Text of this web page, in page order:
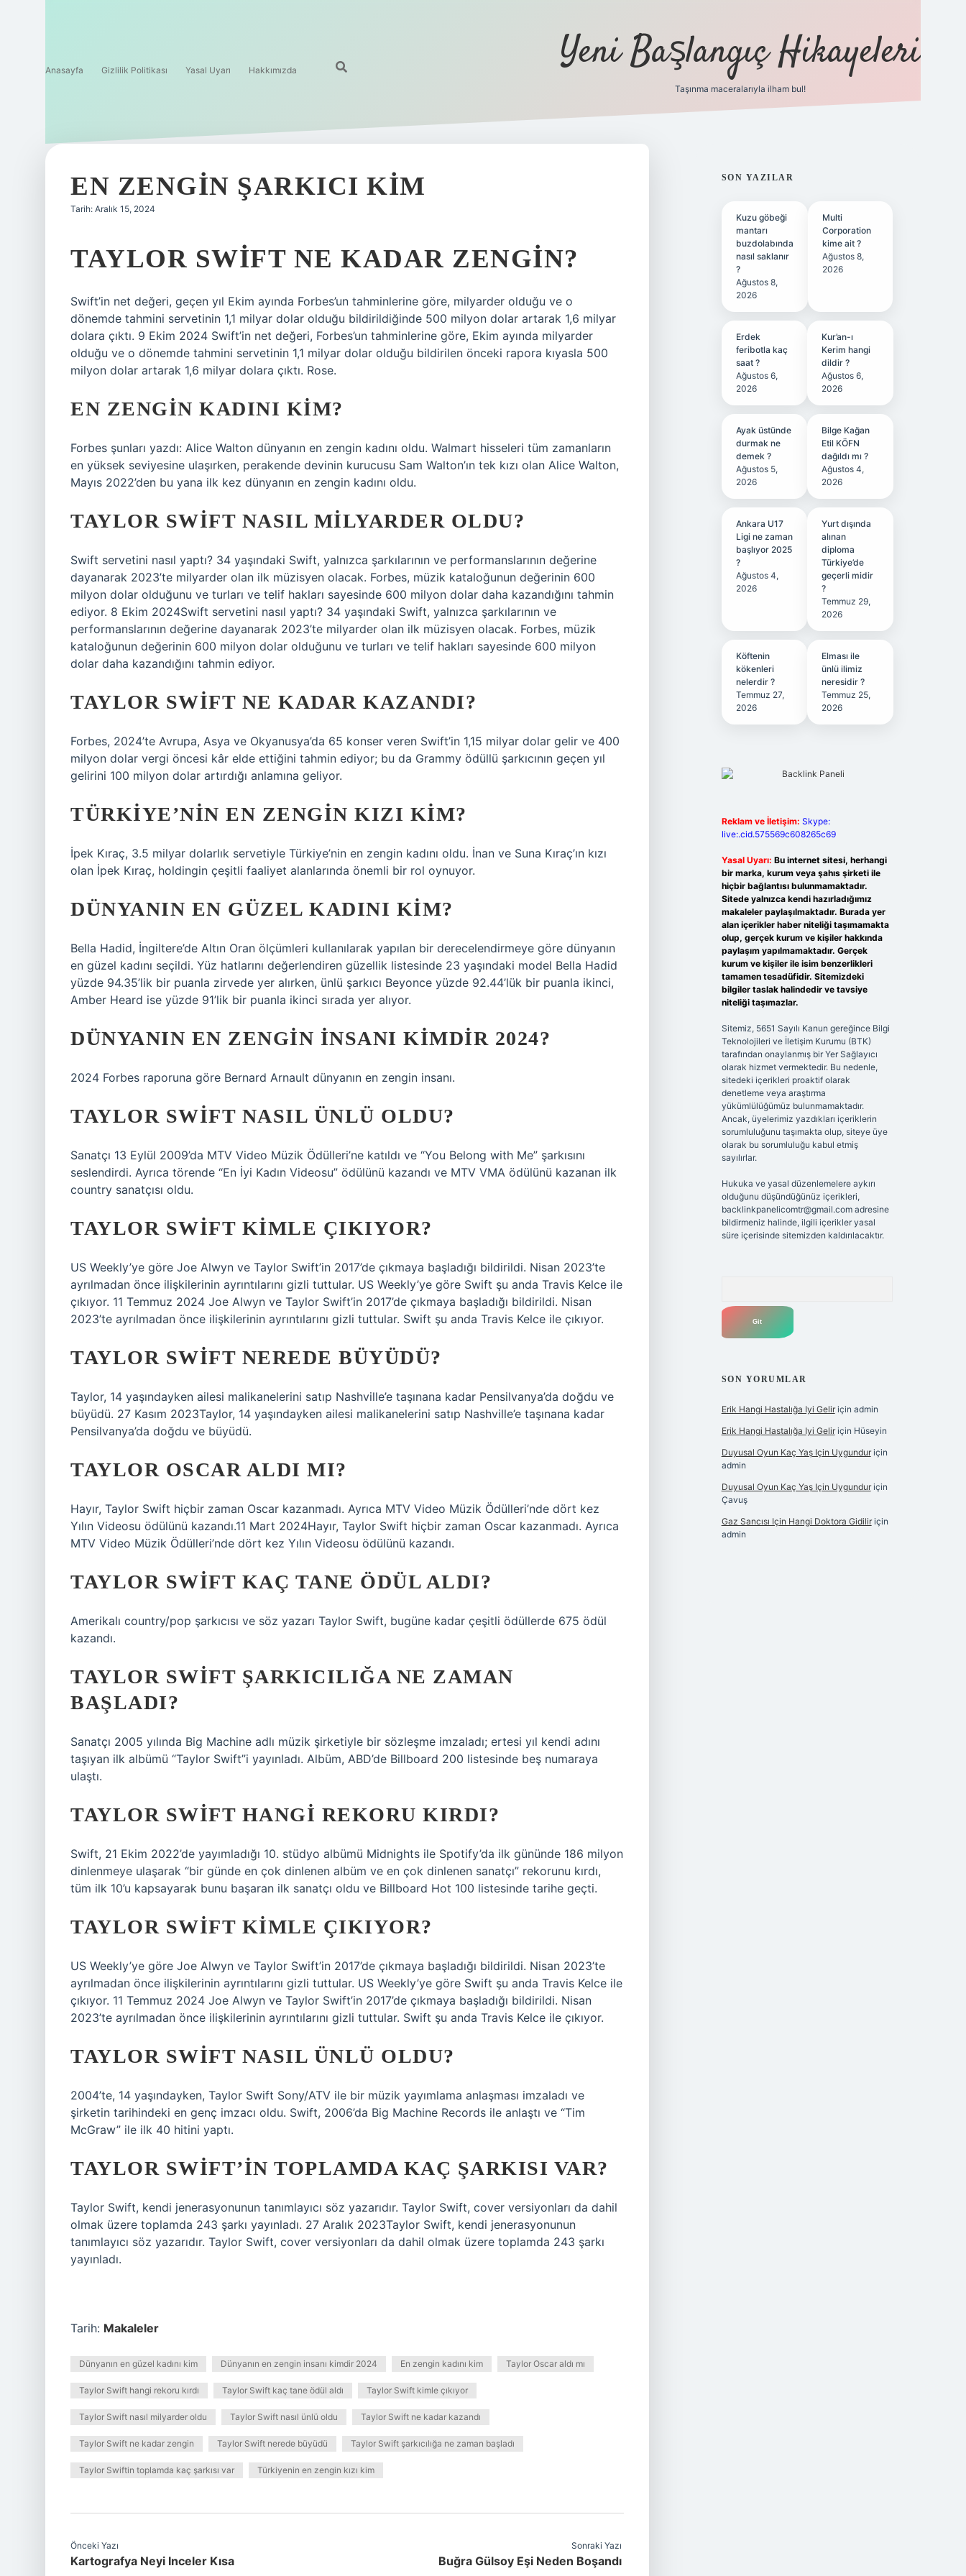
Anasayfa Gizlilik Politikası Yasal Uyarı Hakkımızda Yeni Başlangıç Hikayeleri
Taşınma maceralarıyla ilham bul!
EN ZENGIN ŞARKICI KIM
Tarih: Aralık 15, 2024
TAYLOR SWIFT NE KADAR ZENGIN?
Swift’in net değeri, geçen yıl Ekim ayında Forbes’un tahminlerine göre, milyarder olduğu ve o
dönemde tahmini servetinin 1,1 milyar dolar olduğu bildirildiğinde 500 milyon dolar artarak 1,6 milyar
dolara çıktı. 9 Ekim 2024 Swift’in net değeri, Forbes’un tahminlerine göre, Ekim ayında milyarder
olduğu ve o dönemde tahmini servetinin 1,1 milyar dolar olduğu bildirilen önceki rapora kıyasla 500
milyon dolar artarak 1,6 milyar dolara çıktı. Rose.
EN ZENGIN KADINI KIM?
Forbes şunları yazdı: Alice Walton dünyanın en zengin kadını oldu. Walmart hisseleri tüm zamanların
en yüksek seviyesine ulaşırken, perakende devinin kurucusu Sam Walton’ın tek kızı olan Alice Walton,
Mayıs 2022’den bu yana ilk kez dünyanın en zengin kadını oldu.
TAYLOR SWIFT NASIL MILYARDER OLDU?
Swift servetini nasıl yaptı? 34 yaşındaki Swift, yalnızca şarkılarının ve performanslarının değerine
dayanarak 2023’te milyarder olan ilk müzisyen olacak. Forbes, müzik kataloğunun değerinin 600
milyon dolar olduğunu ve turları ve telif hakları sayesinde 600 milyon dolar daha kazandığını tahmin
ediyor. 8 Ekim 2024Swift servetini nasıl yaptı? 34 yaşındaki Swift, yalnızca şarkılarının ve
performanslarının değerine dayanarak 2023’te milyarder olan ilk müzisyen olacak. Forbes, müzik
kataloğunun değerinin 600 milyon dolar olduğunu ve turları ve telif hakları sayesinde 600 milyon
dolar daha kazandığını tahmin ediyor.
TAYLOR SWIFT NE KADAR KAZANDI?
Forbes, 2024’te Avrupa, Asya ve Okyanusya’da 65 konser veren Swift’in 1,15 milyar dolar gelir ve 400
milyon dolar vergi öncesi kâr elde ettiğini tahmin ediyor; bu da Grammy ödüllü şarkıcının geçen yıl
gelirini 100 milyon dolar artırdığı anlamına geliyor.
TÜRKIYE’NIN EN ZENGIN KIZI KIM?
İpek Kıraç, 3.5 milyar dolarlık servetiyle Türkiye’nin en zengin kadını oldu. İnan ve Suna Kıraç’ın kızı
olan İpek Kıraç, holdingin çeşitli faaliyet alanlarında önemli bir rol oynuyor.
DÜNYANIN EN GÜZEL KADINI KIM?
Bella Hadid, İngiltere’de Altın Oran ölçümleri kullanılarak yapılan bir derecelendirmeye göre dünyanın
en güzel kadını seçildi. Yüz hatlarını değerlendiren güzellik listesinde 23 yaşındaki model Bella Hadid
yüzde 94.35’lik bir puanla zirvede yer alırken, ünlü şarkıcı Beyonce yüzde 92.44’lük bir puanla ikinci,
Amber Heard ise yüzde 91’lik bir puanla ikinci sırada yer alıyor.
DÜNYANIN EN ZENGIN INSANI KIMDIR 2024?
2024 Forbes raporuna göre Bernard Arnault dünyanın en zengin insanı.
TAYLOR SWIFT NASIL ÜNLÜ OLDU?
Sanatçı 13 Eylül 2009’da MTV Video Müzik Ödülleri’ne katıldı ve “You Belong with Me” şarkısını
seslendirdi. Ayrıca törende “En İyi Kadın Videosu” ödülünü kazandı ve MTV VMA ödülünü kazanan ilk
country sanatçısı oldu.
TAYLOR SWIFT KIMLE ÇIKIYOR?
US Weekly’ye göre Joe Alwyn ve Taylor Swift’in 2017’de çıkmaya başladığı bildirildi. Nisan 2023’te
ayrılmadan önce ilişkilerinin ayrıntılarını gizli tuttular. US Weekly’ye göre Swift şu anda Travis Kelce ile
çıkıyor. 11 Temmuz 2024 Joe Alwyn ve Taylor Swift’in 2017’de çıkmaya başladığı bildirildi. Nisan
2023’te ayrılmadan önce ilişkilerinin ayrıntılarını gizli tuttular. Swift şu anda Travis Kelce ile çıkıyor.
TAYLOR SWIFT NEREDE BÜYÜDÜ?
Taylor, 14 yaşındayken ailesi malikanelerini satıp Nashville’e taşınana kadar Pensilvanya’da doğdu ve
büyüdü. 27 Kasım 2023Taylor, 14 yaşındayken ailesi malikanelerini satıp Nashville’e taşınana kadar
Pensilvanya’da doğdu ve büyüdü.
TAYLOR OSCAR ALDI MI?
Hayır, Taylor Swift hiçbir zaman Oscar kazanmadı. Ayrıca MTV Video Müzik Ödülleri’nde dört kez
Yılın Videosu ödülünü kazandı.11 Mart 2024Hayır, Taylor Swift hiçbir zaman Oscar kazanmadı. Ayrıca
MTV Video Müzik Ödülleri’nde dört kez Yılın Videosu ödülünü kazandı.
TAYLOR SWIFT KAÇ TANE ÖDÜL ALDI?
Amerikalı country/pop şarkıcısı ve söz yazarı Taylor Swift, bugüne kadar çeşitli ödüllerde 675 ödül
kazandı.
TAYLOR SWIFT ŞARKICILIĞA NE ZAMAN
BAŞLADI?
Sanatçı 2005 yılında Big Machine adlı müzik şirketiyle bir sözleşme imzaladı; ertesi yıl kendi adını
taşıyan ilk albümü “Taylor Swift”i yayınladı. Albüm, ABD’de Billboard 200 listesinde beş numaraya
ulaştı.
TAYLOR SWIFT HANGI REKORU KIRDI?
Swift, 21 Ekim 2022’de yayımladığı 10. stüdyo albümü Midnights ile Spotify’da ilk gününde 186 milyon
dinlenmeye ulaşarak “bir günde en çok dinlenen albüm ve en çok dinlenen sanatçı” rekorunu kırdı,
tüm ilk 10’u kapsayarak bunu başaran ilk sanatçı oldu ve Billboard Hot 100 listesinde tarihe geçti.
TAYLOR SWIFT KIMLE ÇIKIYOR?
US Weekly’ye göre Joe Alwyn ve Taylor Swift’in 2017’de çıkmaya başladığı bildirildi. Nisan 2023’te
ayrılmadan önce ilişkilerinin ayrıntılarını gizli tuttular. US Weekly’ye göre Swift şu anda Travis Kelce ile
çıkıyor. 11 Temmuz 2024 Joe Alwyn ve Taylor Swift’in 2017’de çıkmaya başladığı bildirildi. Nisan
2023’te ayrılmadan önce ilişkilerinin ayrıntılarını gizli tuttular. Swift şu anda Travis Kelce ile çıkıyor.
TAYLOR SWIFT NASIL ÜNLÜ OLDU?
2004’te, 14 yaşındayken, Taylor Swift Sony/ATV ile bir müzik yayımlama anlaşması imzaladı ve
şirketin tarihindeki en genç imzacı oldu. Swift, 2006’da Big Machine Records ile anlaştı ve “Tim
McGraw” ile ilk 40 hitini yaptı.
TAYLOR SWIFT’IN TOPLAMDA KAÇ ŞARKISI VAR?
Taylor Swift, kendi jenerasyonunun tanımlayıcı söz yazarıdır. Taylor Swift, cover versiyonları da dahil
olmak üzere toplamda 243 şarkı yayınladı. 27 Aralık 2023Taylor Swift, kendi jenerasyonunun
tanımlayıcı söz yazarıdır. Taylor Swift, cover versiyonları da dahil olmak üzere toplamda 243 şarkı
yayınladı.
Tarih: Makaleler
Dünyanın en güzel kadını kim Dünyanın en zengin insanı kimdir 2024 En zengin kadını kim Taylor Oscar aldı mı
Taylor Swift hangi rekoru kırdı Taylor Swift kaç tane ödül aldı Taylor Swift kimle çıkıyor
Taylor Swift nasıl milyarder oldu Taylor Swift nasıl ünlü oldu Taylor Swift ne kadar kazandı
Taylor Swift ne kadar zengin Taylor Swift nerede büyüdü Taylor Swift şarkıcılığa ne zaman başladı
Taylor Swiftin toplamda kaç şarkısı var Türkiyenin en zengin kızı kim
Önceki Yazı
Kartografya Neyi Inceler Kısa
Sonraki Yazı
Buğra Gülsoy Eşi Neden Boşandı
SIDEBAR
SON YAZILAR
Kuzu göbeği
mantarı
buzdolabında
nasıl saklanır
?
Ağustos 8,
2026
Multi
Corporation
kime ait ?
Ağustos 8,
2026
Erdek
feribotla kaç
saat ?
Ağustos 6,
2026
Kur’an-ı
Kerim hangi
dildir ?
Ağustos 6,
2026
Ayak üstünde
durmak ne
demek ?
Ağustos 5,
2026
Bilge Kağan
Etil KÖFN
dağıldı mı ?
Ağustos 4,
2026
Ankara U17
Ligi ne zaman
başlıyor 2025
?
Ağustos 4,
2026
Yurt dışında
alınan
diploma
Türkiye’de
geçerli midir
?
Temmuz 29,
2026
Köftenin
kökenleri
nelerdir ?
Temmuz 27,
2026
Elması ile
ünlü ilimiz
neresidir ?
Temmuz 25,
2026
Reklam ve İletişim: Skype:
live:.cid.575569c608265c69
Yasal Uyarı: Bu internet sitesi, herhangi
bir marka, kurum veya şahıs şirketi ile
hiçbir bağlantısı bulunmamaktadır.
Sitede yalnızca kendi hazırladığımız
makaleler paylaşılmaktadır. Burada yer
alan içerikler haber niteliği taşımamakta
olup, gerçek kurum ve kişiler hakkında
paylaşım yapılmamaktadır. Gerçek
kurum ve kişiler ile isim benzerlikleri
tamamen tesadüfidir. Sitemizdeki
bilgiler taslak halindedir ve tavsiye
niteliği taşımazlar.
Sitemiz, 5651 Sayılı Kanun gereğince Bilgi
Teknolojileri ve İletişim Kurumu (BTK)
tarafından onaylanmış bir Yer Sağlayıcı
olarak hizmet vermektedir. Bu nedenle,
sitedeki içerikleri proaktif olarak
denetleme veya araştırma
yükümlülüğümüz bulunmamaktadır.
Ancak, üyelerimiz yazdıkları içeriklerin
sorumluluğunu taşımakta olup, siteye üye
olarak bu sorumluluğu kabul etmiş
sayılırlar.
Hukuka ve yasal düzenlemelere aykırı
olduğunu düşündüğünüz içerikleri,
backlinkpanelicomtr@gmail.comadresine
bildirmeniz halinde, ilgili içerikler yasal
süre içerisinde sitemizden kaldırılacaktır.
SON YORUMLAR
Erik Hangi Hastalığa Iyi Geliriçin admin
Erik Hangi Hastalığa Iyi Geliriçin Hüseyin
Duyusal Oyun Kaç Yaş Için Uygunduriçin
admin
Duyusal Oyun Kaç Yaş Için Uygunduriçin
Çavuş
Gaz Sancısı Için Hangi Doktora Gidiliriçin
admin